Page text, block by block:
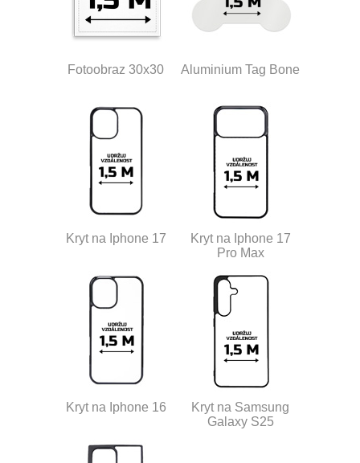
Fotoobraz 30x30 Aluminium Tag Bone
Kryt na Iphone 17
Kryt na Iphone 17
Pro Max
Kryt na Iphone 16
Kryt na Samsung
Galaxy S25